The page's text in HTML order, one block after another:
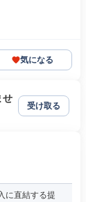
気になる
せ
受け取る
に直結する提